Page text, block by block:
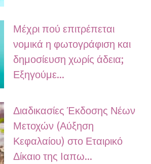
Μέχρι πού επιτρέπεται
νομικά η φωτογράφιση και
δημοσίευση χωρίς άδεια;
Εξηγούμε...
Διαδικασίες Έκδοσης Νέων
Μετοχών (Αύξηση
Κεφαλαίου) στο Εταιρικό
Δίκαιο της Ιαπω...